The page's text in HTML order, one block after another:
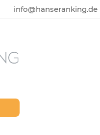
info@hanseranking.de